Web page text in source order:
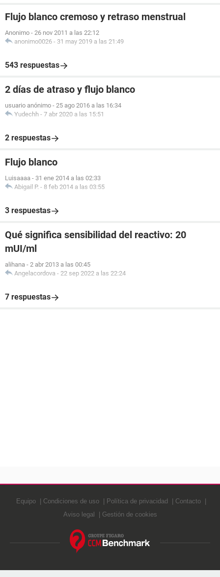
Flujo blanco cremoso y retraso menstrual
Anonimo - 26 nov 2011 a las 22:12
anonimo0026 - 31 may 2019 a las 21:49
543 respuestas
2 días de atraso y flujo blanco
usuario anónimo - 25 ago 2016 a las 16:34
Yudechh - 7 abr 2020 a las 15:51
2 respuestas
Flujo blanco
Luisaaaa - 31 ene 2014 a las 02:33
Abigail P. - 8 feb 2014 a las 03:55
3 respuestas
Qué significa sensibilidad del reactivo: 20
mUI/ml
alihana - 2 abr 2013 a las 00:45
Angelacordova - 22 sep 2022 a las 22:24
7 respuestas
Equipo Condiciones de uso Política de privacidad
Contacto
Aviso legal
Gestión de cookies